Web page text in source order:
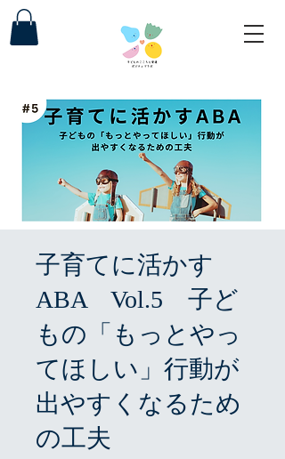
子育てに活かす
ABA Vol.5 子ど
もの「もっとやっ
てほしい」行動が
出やすくなるため
の工夫